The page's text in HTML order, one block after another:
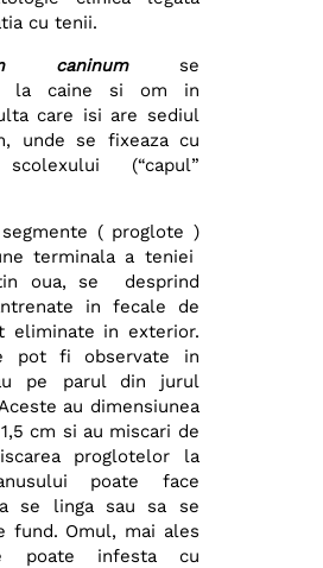
cu tenii.
caninum se
la caine si om in
care isi are sediul
unde se fixeaza cu
(“capul”
( proglote )
terminala a teniei
oua, se desprind
in fecale de
eliminate in exterior.
pot fi observate in
pe parul din jurul
au dimensiunea
cm si au miscari de
proglotelor la
poate face
se linga sau sa se
fund. Omul, mai ales
poate infesta cu